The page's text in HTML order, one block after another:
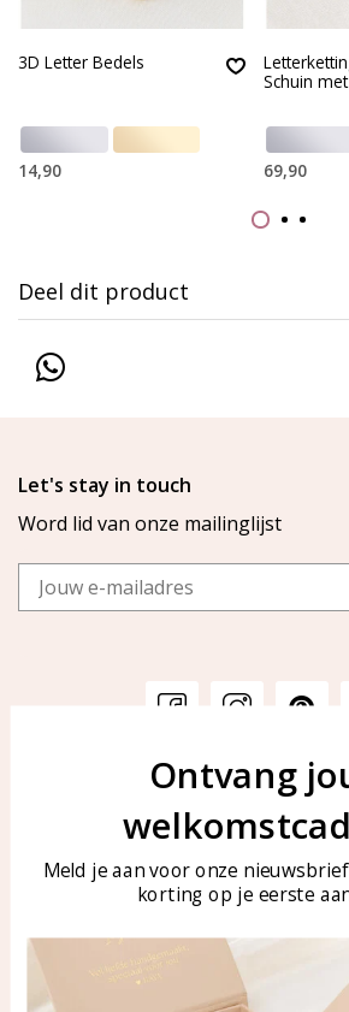
3D Letter Bedels
14,90
Schuin
69,90
Deel dit product
Let's stay in touch
Word lid van onze mailinglijst
Email
Veelgestelde vragen
Sieraden onderhouden
KAYA
Bellen
tussen
Tel:
Ontvang
Meld je aan voor onze
korting op je eerste